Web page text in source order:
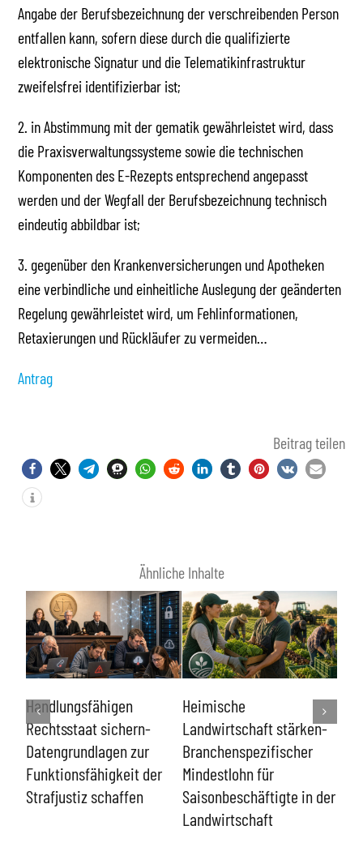
Angabe der Berufsbezeichnung der verschreibenden Person
entfallen kann, sofern diese durch die qualifizierte
elektronische Signatur und die Telematikinfrastruktur
zweifelsfrei identifizierbar ist;
2. in Abstimmung mit der gematik gewährleistet wird, dass
die Praxisverwaltungssysteme sowie die technischen
Komponenten des E-Rezepts entsprechend angepasst
werden und der Wegfall der Berufsbezeichnung technisch
eindeutig abbildbar ist;
3. gegenüber den Krankenversicherungen und Apotheken
eine verbindliche und einheitliche Auslegung der geänderten
Regelung gewährleistet wird, um Fehlinformationen,
Retaxierungen und Rückläufer zu vermeiden…
Antrag
Beitrag teilen
Ähnliche Inhalte
Handlungsfähigen
Rechtsstaat sichern-
Datengrundlagen zur
Funktionsfähigkeit der
Strafjustiz schaffen
Heimische
Landwirtschaft stärken-
Branchenspezifischer
Mindestlohn für
Saisonbeschäftigte in der
Landwirtschaft